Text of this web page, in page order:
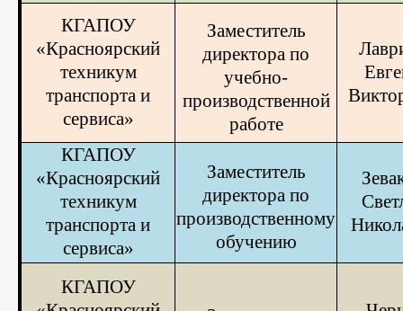
КГАПОУ
«Красноярский
техникум
транспорта и
сервиса»
Заместитель
директора по
учебно-
производственной
работе
КГАПОУ
«Красноярский
техникум
транспорта и
сервиса»
Заместитель
директора по
производственному
обучению
КГАПОУ